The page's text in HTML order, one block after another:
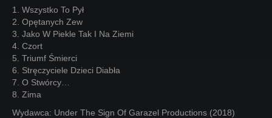
1. Wszystko To Pył
2. Opętanych Zew
3. Jako W Piekle Tak I Na Ziemi
4. Czort
5. Triumf Śmierci
6. Stręczyciele Dzieci Diabła
7. O Stwórcy…
8. Zima
Wydawca: Under The Sign Of Garazel Productions (2018)